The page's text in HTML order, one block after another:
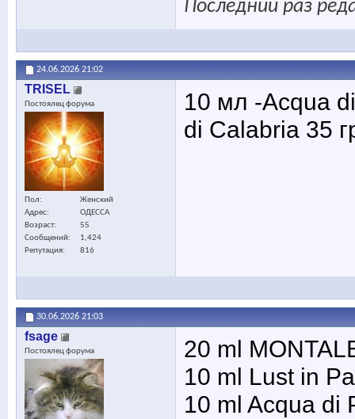
Последний раз
24.06.2026 21:02
TRISEL
Постоялец форума
Пол
Женский
Адрес
ОДЕССА
Возраст
55
Сообщений
1,424
Репутация
816
10 мл -Acqua
di Calabria 35
30.06.2026 21:03
fsage
Постоялец форума
20 ml
10 ml Lust in
10 ml Acqua di